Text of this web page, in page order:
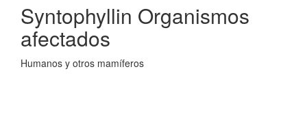
Syntophyllin Organismos
afectados
Humanos y otros mamíferos